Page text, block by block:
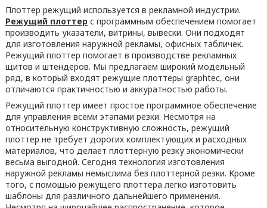
Плоттер режущий используется в рекламной индустрии.
Режущий плоттер с программным обеспечением помогает
производить указатели, витрины, вывески. Они подходят
для изготовления наружной рекламы, офисных табличек.
Режущий плоттер помогает в производстве рекламных
щитов и штендеров. Мы предлагаем широкий модельный
ряд, в который входят режущие плоттеры graphtec, они
отличаются практичностью и аккуратностью работы.
Режущий плоттер имеет простое программное обеспечение
для управления всеми этапами резки. Несмотря на
относительную конструктивную сложность, режущий
плоттер не требует дорогих комплектующих и расходных
материалов, что делает плоттерную резку экономически
весьма выгодной. Сегодня технология изготовления
наружной рекламы немыслима без плоттерной резки. Кроме
того, с помощью режущего плоттера легко изготовить
шаблоны для различного дальнейшего применения.